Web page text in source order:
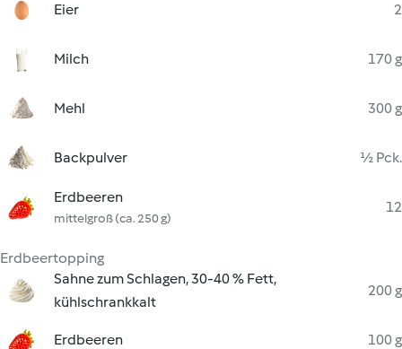
Eier 2
Milch 170 g
Mehl 300 g
Backpulver ½ Pck.
Erdbeeren
mittelgroß (ca. 250 g)
12
Erdbeertopping
Sahne zum Schlagen, 30-40 % Fett,
kühlschrankkalt
200 g
Erdbeeren 100 g